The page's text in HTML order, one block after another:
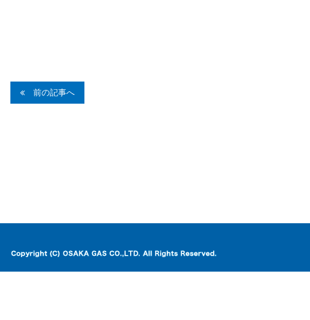
前の記事へ